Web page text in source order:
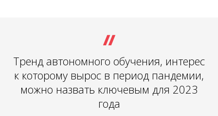
Тренд автономного обучения, интерес
к которому вырос в период пандемии,
можно назвать ключевым для 2023
года